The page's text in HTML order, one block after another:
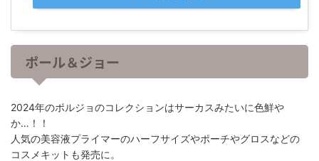
ポール＆ジョー
2024年のポルジョのコレクションはサーカスみたいに色鮮や
か…！！
人気の美容液プライマーのハーフサイズやポーチやグロスなどの
コスメキットも発売に。